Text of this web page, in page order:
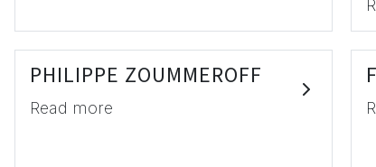
PHILIPPE ZOUMMEROFF
Read more